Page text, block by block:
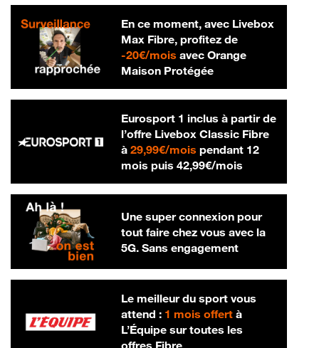
En ce moment, avec Livebox
Max Fibre, profitez de
-20€/mois20 € par mois
avec Orange
Maison Protégée
Eurosport 1 inclus à partir de
l’offre Livebox Classic Fibre
à 29,99€/mois29,99 € par mois
pendant 12
mois puis 42,99€/mois42,99 € par
Une super connexion pour
tout faire chez vous avec la
5G. Sans engagement
Le meilleur du sport vous
attend : 1 mois offertà
L’Équipe sur toutes les